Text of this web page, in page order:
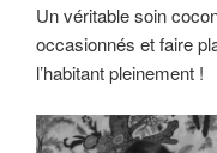
Un véritable soin
occasionnés et faire
l’habitant pleinement !